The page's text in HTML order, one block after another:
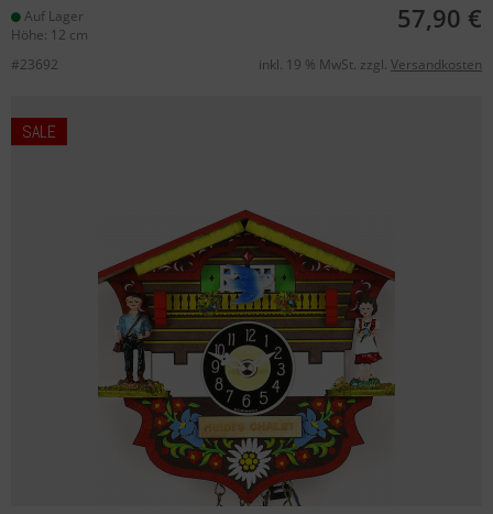
Auf Lager
Höhe: 12 cm
57,90 €
#23692 inkl. 19 % MwSt. zzgl. Versandkosten
SALE